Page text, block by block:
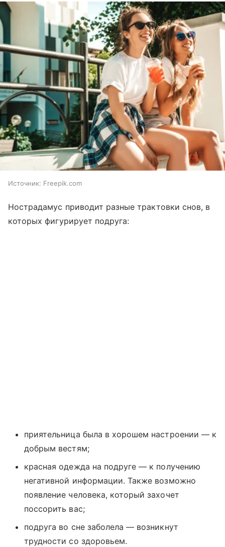
Источник: Freepik.com
Нострадамус приводит разные трактовки снов, в
которых фигурирует подруга:
приятельница была в хорошем настроении — к
добрым вестям;
красная одежда на подруге — к получению
негативной информации. Также возможно
появление человека, который захочет
поссорить вас;
подруга во сне заболела — возникнут
трудности со здоровьем.